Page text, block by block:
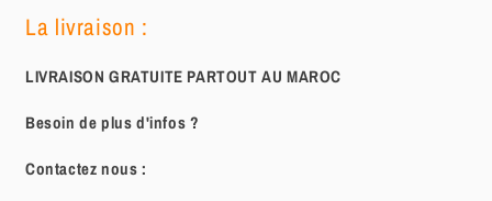
La livraison :
LIVRAISON GRATUITE PARTOUT AU MAROC
Besoin de plus d'infos ?
Contactez nous :